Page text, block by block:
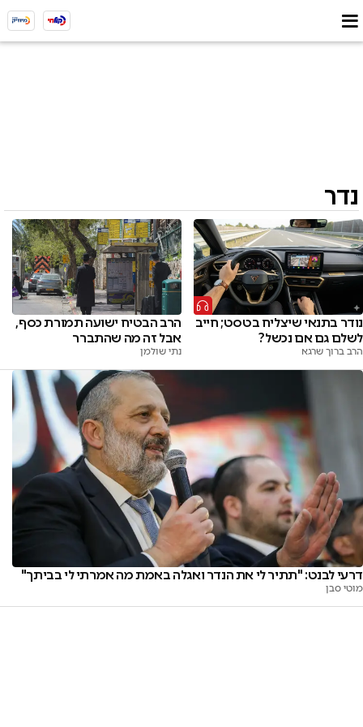
נדר
נודר בתנאי שיצליח בטסט; חייב
לשלם גם אם נכשל?
הרב ברוך שרגא
הרב הבטיח ישועה תמורת כסף,
אבל זה מה שהתברר
נתי שולמן
דרעי לבנט: "תתיר לי את הנדר ואגלה באמת מה אמרתי לי בביתך"
מוטי סבן